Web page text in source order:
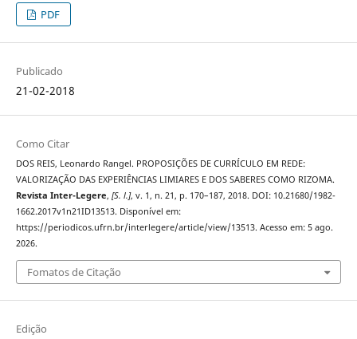
PDF
Publicado
21-02-2018
Como Citar
DOS REIS, Leonardo Rangel. PROPOSIÇÕES DE CURRÍCULO EM REDE:
VALORIZAÇÃO DAS EXPERIÊNCIAS LIMIARES E DOS SABERES COMO RIZOMA.
Revista Inter-Legere, [S. l.], v. 1, n. 21, p. 170–187, 2018. DOI: 10.21680/1982-
1662.2017v1n21ID13513. Disponível em:
https://periodicos.ufrn.br/interlegere/article/view/13513. Acesso em: 5 ago.
2026.
Fomatos de Citação
Edição